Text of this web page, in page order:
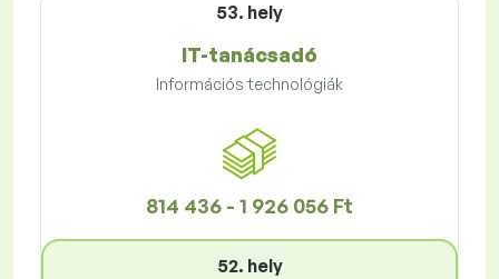
53. hely
IT-tanácsadó
Információs technológiák
814 436 - 1 926 056 Ft
52. hely